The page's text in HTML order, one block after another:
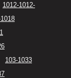
1012-1012-
103-1033